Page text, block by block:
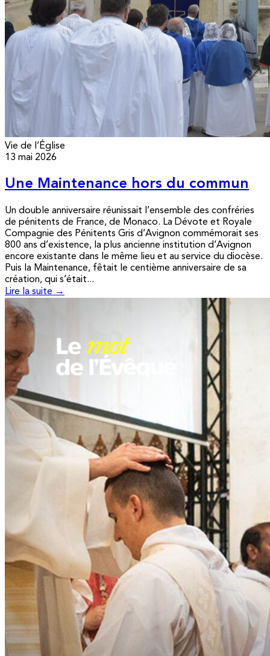
Vie de l’Église
13 mai 2026
Une Maintenance hors du commun
Un double anniversaire réunissait l’ensemble des confréries
de pénitents de France, de Monaco. La Dévote et Royale
Compagnie des Pénitents Gris d’Avignon commémorait ses
800 ans d’existence, la plus ancienne institution d’Avignon
encore existante dans le même lieu et au service du diocèse.
Puis la Maintenance, fêtait le centième anniversaire de sa
création, qui s’était...
Lire la suite →